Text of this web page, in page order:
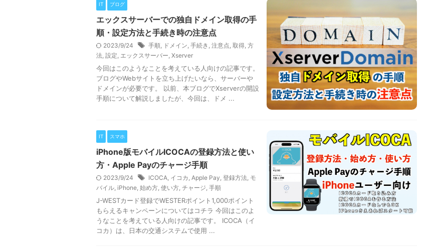
IT ブログ
エックスサーバーでの独自ドメイン取得の手
順・設定方法と手続き時の注意点
2023/9/24 手順 ドメイン 手続き 注意点 取得 方
法 設定 エックスサーバー Xserver
今回はこのようなことを考えている人向けの記事です。
ブログやWebサイトを立ち上げたいなら、サーバーや
ドメインが必要です。 以前、本ブログでXserverの開設
手順について解説しましたが、今回は、ドメ ...
IT スマホ
iPhone版モバイルICOCAの登録方法と使い
方・Apple Payのチャージ手順
2023/9/24 ICOCA イコカ Apple Pay 登録方法 モ
バイル iPhone 始め方 使い方 チャージ 手順
J-WESTカード登録でWESTERポイント1,000ポイント
もらえるキャンペーンについてはコチラ 今回はこのよ
うなことを考えている人向けの記事です。 ICOCA（イ
コカ）は、日本の交通システムで使用 ...